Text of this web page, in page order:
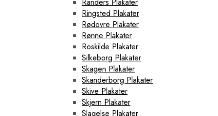
Ringsted Plakater
Rødovre Plakater
Rønne Plakater
Roskilde Plakater
Silkeborg Plakater
Skagen Plakater
Skanderborg Plakater
Skive Plakater
Skjern Plakater
Slagelse Plakater